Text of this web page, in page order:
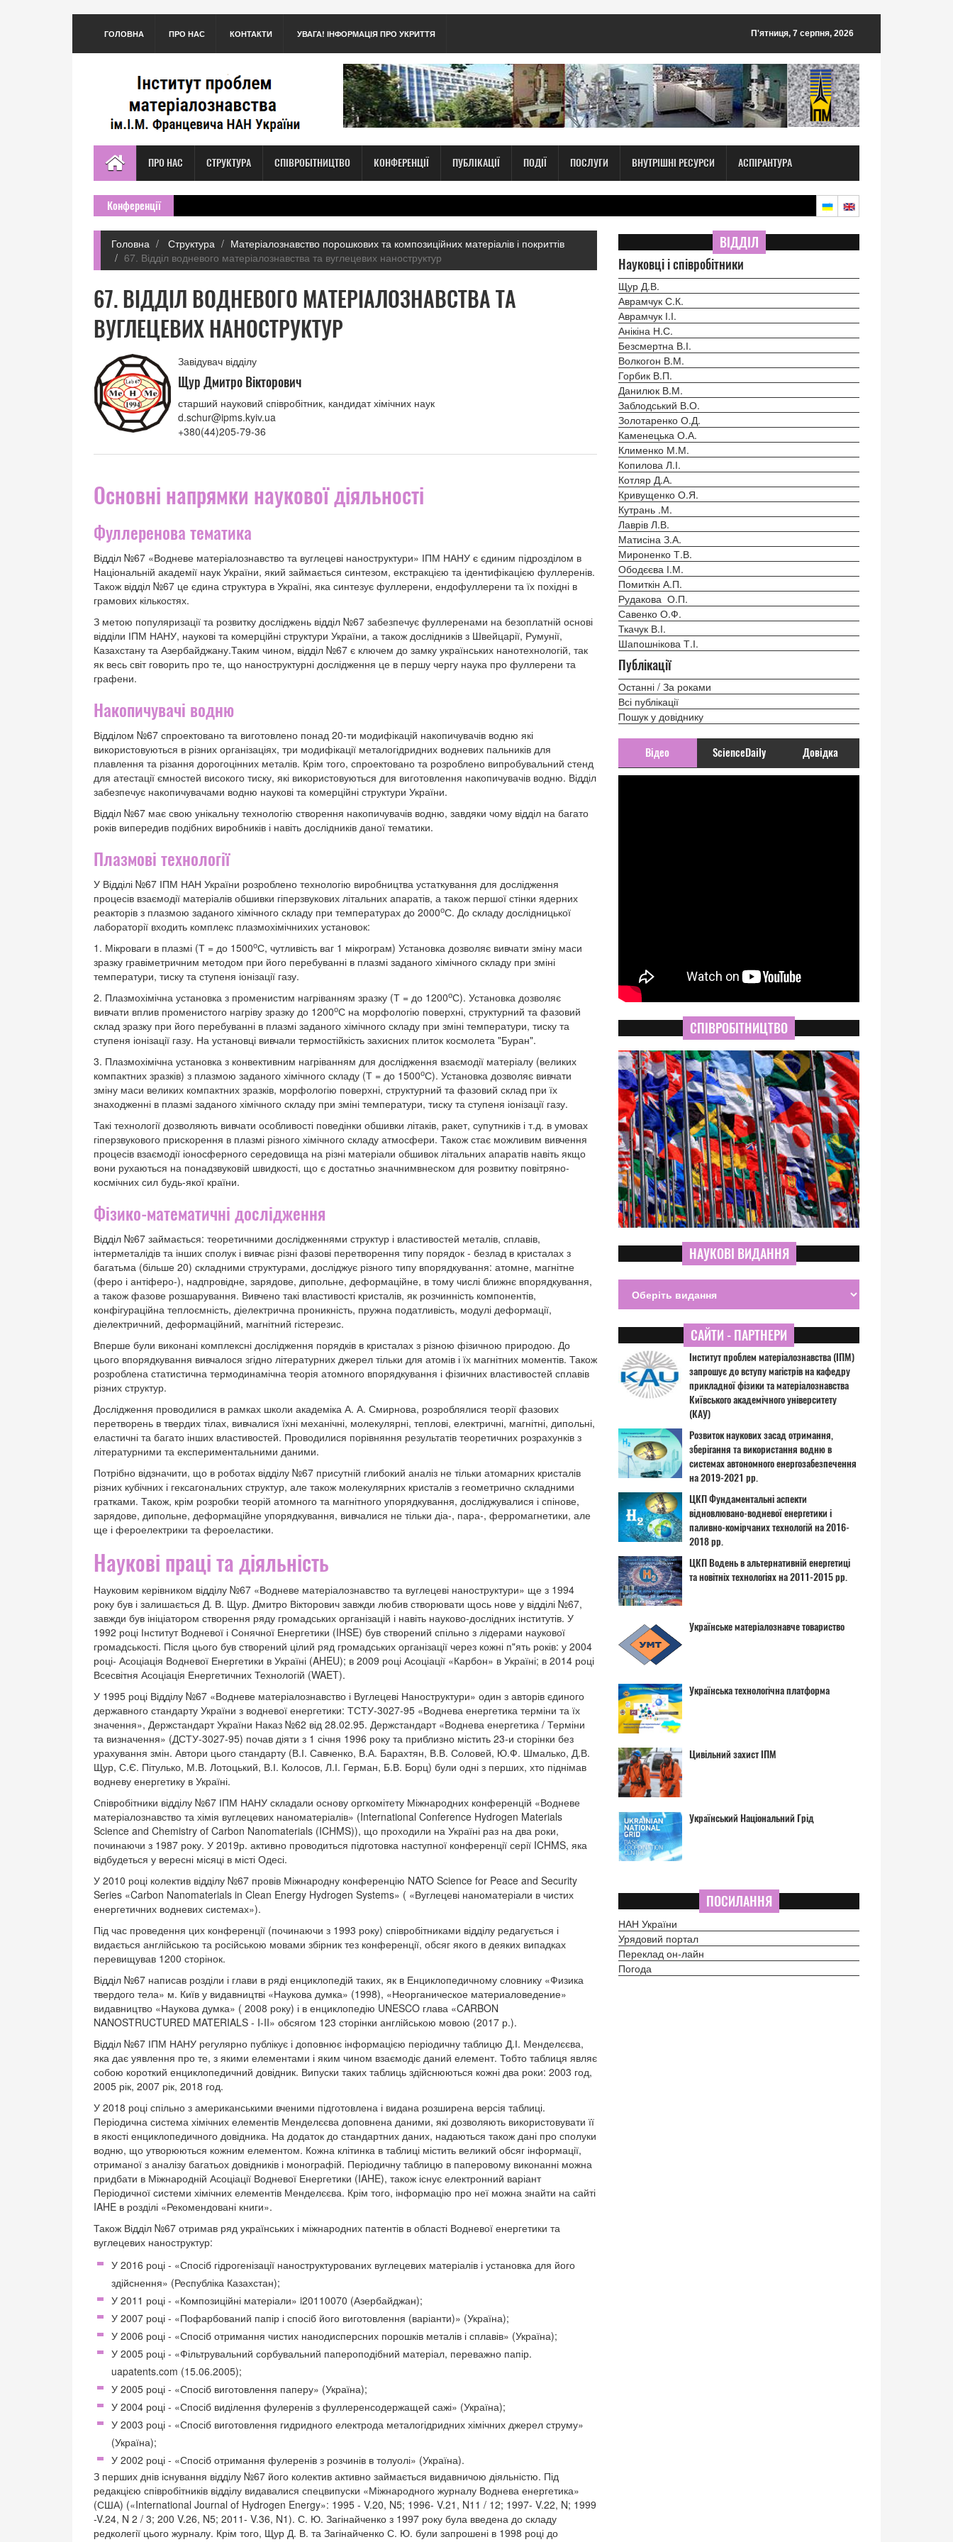
ГОЛОВНА ПРО НАС КОНТАКТИ УВАГА! ІНФОРМАЦІЯ ПРО УКРИТТЯ П'ятниця, 7 серпня, 2026
ПРО НАС СТРУКТУРА СПІВРОБІТНИЦТВО КОНФЕРЕНЦІЇ ПУБЛІКАЦІЇ ПОДІЇ ПОСЛУГИ ВНУТРІШНІ РЕСУРСИ АСПІРАНТУРА
Конференції
Головна Структура
Матеріалознавство порошкових та композиційних матеріалів і покриттів
67. Відділ водневого матеріалознавства та вуглецевих наноструктур
67. ВІДДІЛ ВОДНЕВОГО МАТЕРІАЛОЗНАВСТВА ТА
ВУГЛЕЦЕВИХ НАНОСТРУКТУР
Завідувач відділу
Щур Дмитро Вікторович
старший науковий співробітник, кандидат хімічних наук
d.schur@ipms.kyiv.ua
+380(44)205-79-36
Основні напрямки наукової діяльності
Фуллеренова тематика
Відділ №67 «Водневе матеріалознавство та вуглецеві наноструктури» ІПМ НАНУ є єдиним підрозділом в
Національній академії наук України, який займається синтезом, екстракцією та ідентифікацією фуллеренів.
Також відділ №67 це єдина структура в Україні, яка синтезує фуллерени, ендофуллерени та їх похідні в
грамових кількостях.
З метою популяризації та розвитку досліджень відділ №67 забезпечує фуллеренами на безоплатній основі
відділи ІПМ НАНУ, наукові та комерційні структури України, а також дослідників з Швейцарії, Румунії,
Казахстану та Азербайджану.Таким чином, відділ №67 є ключем до замку українських нанотехнологій, так
як весь світ говорить про те, що наноструктурні дослідження це в першу чергу наука про фуллерени та
графени.
Накопичувачі водню
Відділом №67 спроектовано та виготовлено понад 20-ти модифікацій накопичувачів водню які
використовуються в різних організаціях, три модифікації металогідридних водневих пальників для
плавлення та різання дорогоцінних металів. Крім того, спроектовано та розроблено випробувальний стенд
для атестації ємностей високого тиску, які використовуються для виготовлення накопичувачів водню. Відділ
забезпечує накопичувачами водню наукові та комерційні структури України.
Відділ №67 має свою унікальну технологію створення накопичувачів водню, завдяки чому відділ на багато
років випередив подібних виробників і навіть дослідників даної тематики.
Плазмові технології
У Відділі №67 ІПМ НАН України розроблено технологію виробництва устаткування для дослідження
процесів взаємодії матеріалів обшивки гіперзвукових літальних апаратів, а також першої стінки ядерних
реакторів з плазмою заданого хімічного складу при температурах до 2000оС. До складу дослідницької
лабораторії входить комплекс плазмохімічнихих установок:
1. Мікроваги в плазмі (Т = до 1500оС, чутливість ваг 1 мікрограм) Установка дозволяє вивчати зміну маси
зразку гравіметричним методом при його перебуванні в плазмі заданого хімічного складу при зміні
температури, тиску та ступеня іонізації газу.
2. Плазмохімічна установка з променистим нагріванням зразку (Т = до 1200оС). Установка дозволяє
вивчати вплив променистого нагріву зразку до 1200оС на морфологію поверхні, структурний та фазовий
склад зразку при його перебуванні в плазмі заданого хімічного складу при зміні температури, тиску та
ступеня іонізації газу. На установці вивчали термостійкість захисних плиток космолета "Буран".
3. Плазмохімічна установка з конвективним нагріванням для дослідження взаємодії матеріалу (великих
компактних зразків) з плазмою заданого хімічного складу (Т = до 1500оС). Установка дозволяє вивчати
зміну маси великих компактних зразків, морфологію поверхні, структурний та фазовий склад при їх
знаходженні в плазмі заданого хімічного складу при зміні температури, тиску та ступеня іонізації газу.
Такі технології дозволяють вивчати особливості поведінки обшивки літаків, ракет, супутників і т.д. в умовах
гіперзвукового прискорення в плазмі різного хімічного складу атмосфери. Також стає можливим вивчення
процесів взаємодії іоносферного середовища на різні матеріали обшивок літальних апаратів навіть якщо
вони рухаються на понадзвуковій швидкості, що є достатньо значнимвнеском для розвитку повітряно-
космічних сил будь-якої країни.
Фізико-математичні дослідження
Відділ №67 займається: теоретичними дослідженнями структур і властивостей металів, сплавів,
інтерметалідів та інших сполук і вивчає різні фазові перетворення типу порядок - безлад в кристалах з
багатьма (більше 20) складними структурами, досліджує різного типу впорядкування: атомне, магнітне
(феро і антіферо-), надпровідне, зарядове, дипольне, деформаційне, в тому числі ближнє впорядкування,
а також фазове розшарування. Вивчено такі властивості кристалів, як розчинність компонентів,
конфігураційна теплоємність, діелектрична проникність, пружна податливість, модулі деформації,
діелектричний, деформаційний, магнітний гістерезис.
Вперше були виконані комплексні дослідження порядків в кристалах з різною фізичною природою. До
цього впорядкування вивчалося згідно літературних джерел тільки для атомів і їх магнітних моментів. Також
розроблена статистична термодинамічна теорія атомного впорядкування і фізичних властивостей сплавів
різних структур.
Дослідження проводилися в рамках школи академіка А. А. Смирнова, розроблялися теорії фазових
перетворень в твердих тілах, вивчалися їхні механічні, молекулярні, теплові, електричні, магнітні, дипольні,
еластичні та багато інших властивостей. Проводилися порівняння результатів теоретичних розрахунків з
літературними та експериментальними даними.
Потрібно відзначити, що в роботах відділу №67 присутній глибокий аналіз не тільки атомарних кристалів
різних кубічних і гексагональних структур, але також молекулярних кристалів з геометрично складними
гратками. Також, крім розробки теорій атомного та магнітного упорядкування, досліджувалися і спінове,
зарядове, дипольне, деформаційне упорядкування, вивчалися не тільки діа-, пара-, ферромагнетики, але
ще і фероелектрики та фероеластики.
Наукові праці та діяльність
Науковим керівником відділу №67 «Водневе матеріалознавство та вуглецеві наноструктури» ще з 1994
року був і залишається Д. В. Щур. Дмитро Вікторович завжди любив створювати щось нове у відділі №67,
завжди був ініціатором створення ряду громадських організацій і навіть науково-дослідних інститутів. У
1992 році Інститут Водневої і Сонячної Енергетики (IHSE) був створений спільно з лідерами наукової
громадськості. Після цього був створений цілий ряд громадських організації через кожні п"ять років: у 2004
році- Асоціація Водневої Енергетики в Україні (AHEU); в 2009 році Асоціації «Карбон» в Україні; в 2014 році
Всесвітня Асоціація Енергетичних Технологій (WAET).
У 1995 році Відділу №67 «Водневе матеріалознавство і Вуглецеві Наноструктури» один з авторів єдиного
державного стандарту України з водневої енергетики: ТСТУ-3027-95 «Воднева енергетика терміни та їх
значення», Держстандарт України Наказ №62 від 28.02.95. Держстандарт «Воднева енергетика / Терміни
та визначення» (ДСТУ-3027-95) почав діяти з 1 січня 1996 року та приблизно містить 23-и сторінки без
урахування змін. Автори цього стандарту (В.І. Савченко, В.А. Барахтян, В.В. Соловей, Ю.Ф. Шмалько, Д.В.
Щур, С.Є. Пітулько, М.В. Лотоцький, В.І. Колосов, Л.І. Герман, Б.В. Борц) були одні з перших, хто піднімав
водневу енергетику в Україні.
Співробітники відділу №67 ІПМ НАНУ складали основу оргкомітету Міжнародних конференцій «Водневе
матеріалознавство та хімія вуглецевих наноматеріалів» (International Conference Hydrogen Materials
Science and Chemistry of Carbon Nanomaterials (ICHMS)), що проходили на Україні раз на два роки,
починаючи з 1987 року. У 2019р. активно проводиться підготовка наступної конференції серії ICHMS, яка
відбудеться у вересні місяці в місті Одесі.
У 2010 році колектив відділу №67 провів Міжнародну конференцію NATO Science for Peace and Security
Series «Carbon Nanomaterials in Clean Energy Hydrogen Systems» ( «Вуглецеві наноматеріали в чистих
енергетичних водневих системах»).
Під час проведення цих конференції (починаючи з 1993 року) співробітниками відділу редагується і
видається англійською та російською мовами збірник тез конференції, обсяг якого в деяких випадках
перевищував 1200 сторінок.
Відділ №67 написав розділи і глави в ряді енциклопедій таких, як в Енциклопедичному словнику «Физика
твердого тела» м. Київ у видавництві «Наукова думка» (1998), «Неорганическое материаловедение»
видавництво «Наукова думка» ( 2008 року) і в енциклопедію UNESCO глава «CARBON
NANOSTRUCTURED MATERIALS - I-II» обсягом 123 сторінки англійською мовою (2017 р.).
Відділ №67 ІПМ НАНУ регулярно публікує і доповнює інформацією періодичну таблицю Д.І. Менделєєва,
яка дає уявлення про те, з якими елементами і яким чином взаємодіє даний елемент. Тобто таблиця являє
собою короткий енциклопедичний довідник. Випуски таких таблиць здійснюються кожні два роки: 2003 год,
2005 рік, 2007 рік, 2018 год.
У 2018 році спільно з американськими вченими підготовлена і видана розширена версія таблиці.
Періодична система хімічних елементів Менделєєва доповнена даними, які дозволяють використовувати її
в якості енциклопедичного довідника. На додаток до стандартних даних, надаються також дані про сполуки
водню, що утворюються кожним елементом. Кожна клітинка в таблиці містить великий обсяг інформації,
отриманої з аналізу багатьох довідників і монографій. Періодичну таблицю в паперовому виконанні можна
придбати в Міжнародній Асоціації Водневої Енергетики (IAHE), також існує електронний варіант
Періодичної системи хімічних елементів Менделєєва. Крім того, інформацію про неї можна знайти на сайті
IAHE в розділі «Рекомендовані книги».
Також Відділ №67 отримав ряд українських і міжнародних патентів в області Водневої енергетики та
вуглецевих наноструктур:
У 2016 році - «Спосіб гідрогенізації наноструктурованих вуглецевих матеріалів і установка для його
здійснення» (Республіка Казахстан);
У 2011 році - «Композиційні матеріали» i20110070 (Азербайджан);
У 2007 році - «Пофарбований папір і спосіб його виготовлення (варіанти)» (Україна);
У 2006 році - «Спосіб отримання чистих нанодисперсних порошків металів і сплавів» (Україна);
У 2005 році - «Фільтрувальний сорбувальний папероподібний матеріал, переважно папір.
uapatents.com (15.06.2005);
У 2005 році - «Спосіб виготовлення паперу» (Україна);
У 2004 році - «Спосіб виділення фулеренів з фуллеренсодержащей сажі» (Україна);
У 2003 році - «Спосіб виготовлення гидридного електрода металогідридних хімічних джерел струму»
(Україна);
У 2002 році - «Спосіб отримання фулеренів з розчинів в толуолі» (Україна).
З перших днів існування відділу №67 його колектив активно займається видавничою діяльністю. Під
редакцією співробітників відділу видавалися спецвипуски «Міжнародного журналу Воднева енергетика»
(США) («International Journal of Hydrogen Energy»: 1995 - V.20, N5; 1996- V.21, N11 / 12; 1997- V.22, N; 1999
-V.24, N 2 / 3; 200 V.26, N5; 2011- V.36, N1). С. Ю. Загінайченко з 1997 року була введена до складу
редколегії цього журналу. Крім того, Щур Д. В. та Загінайченко С. Ю. були запрошені в 1998 році до
ВІДДІЛ
Науковці і співробітники
Щур Д.В.
Аврамчук С.К.
Аврамчук І.І.
Анікіна Н.С.
Безсмертна В.І.
Волкогон В.М.
Горбик В.П.
Данилюк В.М.
Заблодський В.О.
Золотаренко О.Д.
Каменецька О.А.
Клименко М.М.
Копилова Л.І.
Котляр Д.А.
Кривущенко О.Я.
Кутрань .М.
Лаврів Л.В.
Матисіна З.А.
Мироненко Т.В.
Ободєєва І.М.
Помиткін А.П.
Рудакова О.П.
Савенко О.Ф.
Ткачук В.І.
Шапошнікова Т.І.
Публікації
Останні / За роками
Всі публікації
Пошук у довіднику
Відео ScienceDaily Довідка
СПІВРОБІТНИЦТВО
НАУКОВІ ВИДАННЯ
САЙТИ - ПАРТНЕРИ
Інститут проблем матеріалознавства (ІПМ)
запрошує до вступу магістрів на кафедру
прикладної фізики та матеріалознавства
Київського академічного університету
(КАУ)
Розвиток наукових засад отримання,
зберігання та використання водню в
системах автономного енергозабезпечення
на 2019-2021 рр.
ЦКП Фундаментальні аспекти
відновлювано-водневої енергетики і
паливно-комірчаних технологій на 2016-
2018 рр.
ЦКП Водень в альтернативній енергетиці
та новітніх технологіях на 2011-2015 рр.
Українське матеріалознавче товариство
Українська технологічна платформа
Цивільний захист ІПМ
Український Національний Грід
ПОСИЛАННЯ
НАН України
Урядовий портал
Переклад он-лайн
Погода